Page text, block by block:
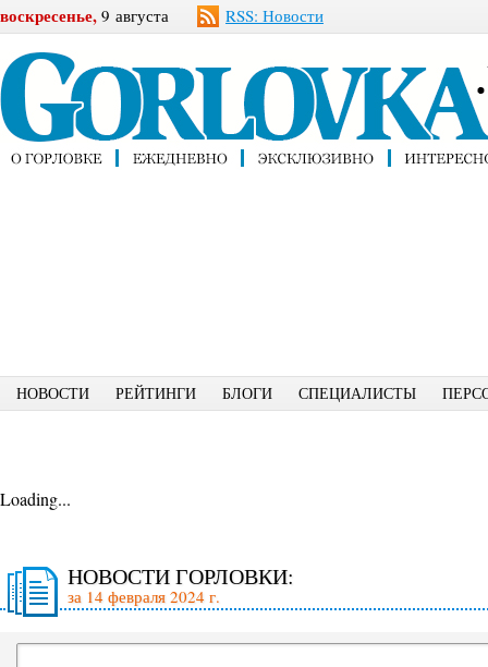
воскресенье, 9 августа RSS: Новости
НОВОСТИ РЕЙТИНГИ БЛОГИ СПЕЦИАЛИСТЫ
Loading...
НОВОСТИ ГОРЛОВКИ:
за 14 февраля 2024 г.